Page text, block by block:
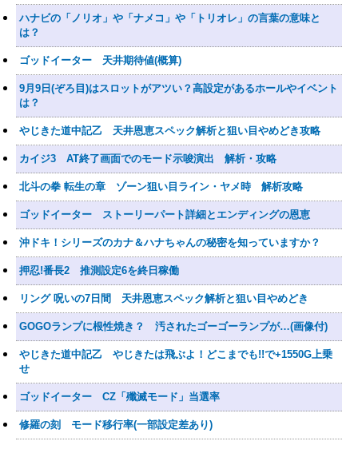
ハナビの「ノリオ」や「ナメコ」や「トリオレ」の言葉の意味と
は？
ゴッドイーター 天井期待値(概算)
9月9日(ぞろ目)はスロットがアツい？高設定があるホールやイベント
は？
やじきた道中記乙 天井恩恵スペック解析と狙い目やめどき攻略
カイジ3 AT終了画面でのモード示唆演出 解析・攻略
北斗の拳 転生の章 ゾーン狙い目ライン・ヤメ時 解析攻略
ゴッドイーター ストーリーパート詳細とエンディングの恩恵
沖ドキ！シリーズのカナ＆ハナちゃんの秘密を知っていますか？
押忍!番長2 推測設定6を終日稼働
リング 呪いの7日間 天井恩恵スペック解析と狙い目やめどき
GOGOランプに根性焼き？ 汚されたゴーゴーランプが…(画像付)
やじきた道中記乙 やじきたは飛ぶよ！どこまでも!!で+1550G上乗
せ
ゴッドイーター CZ「殲滅モード」当選率
修羅の刻 モード移行率(一部設定差あり)